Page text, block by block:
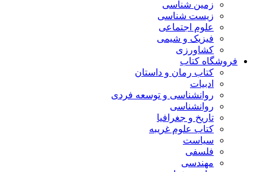
زمین شناسی
زیست شناسی
علوم اجتماعی
فیزیک و شیمی
کشاورزی
فروشگاه کتاب
کتاب رمان و داستان
ادبیات
روانشناسی و توسعه فردی
روانشناسی
تاریخ و جغرافیا
کتاب علوم غریبه
سیاست
فلسفی
مهندسی